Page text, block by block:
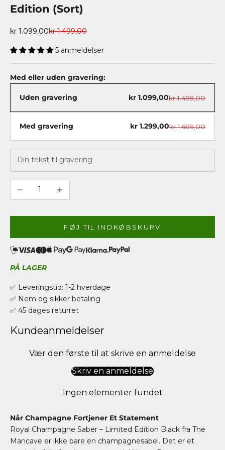
Edition (Sort)
Salgspris
kr 1.099,00Normalpris
kr 1.499,00
5 anmeldelser
Med eller uden gravering:
Uden gravering kr 1.099,00kr 1.499,00
Med gravering kr 1.299,00kr 1.699,00
Sænk antal Øg antal
FØJ TIL INDKØBSKURV
PÅ LAGER
✅ Leveringstid: 1-2 hverdage
✅ Nem og sikker betaling
✅ 45 dages returret
Kundeanmeldelser
Vær den første til at skrive en anmeldelse
Skriv en anmeldelse
Ingen elementer fundet
Når Champagne Fortjener Et Statement
Royal Champagne Saber – Limited Edition Black fra The
Mancave er ikke bare en champagnesabel. Det er et